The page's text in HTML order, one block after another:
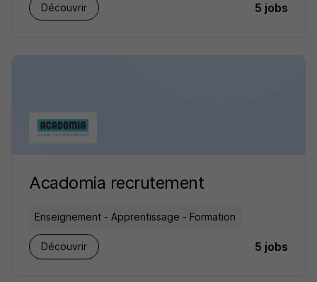
Découvrir 5 jobs
Acadomia recrutement
Enseignement - Apprentissage - Formation
Découvrir 5 jobs